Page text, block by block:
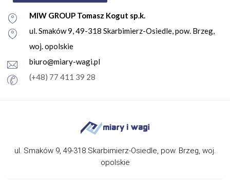
MIW GROUP Tomasz Kogut sp.k.
ul. Smaków 9, 49-318 Skarbimierz-Osiedle, pow. Brzeg,
woj. opolskie
biuro@miary-wagi.pl
(+48) 77 411 39 28
ul. Smaków 9, 49-318 Skarbimierz-Osiedle, pow. Brzeg, woj.
opolskie